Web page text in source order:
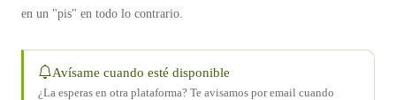
en un "pis" en todo lo contrario.
Avísame cuando esté disponible
¿La esperas en otra plataforma? Te avisamos por email cuando